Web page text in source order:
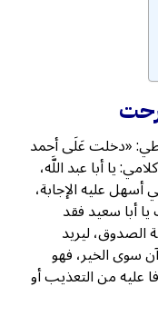
«دخلت عَلَى أحمد
يا أبا عبد اللَّه،
عليه الإجابة،
أبا سعيد فقد
الصدوق، ليريد
سوى الخير، فهو
عليه من التعذيب أو